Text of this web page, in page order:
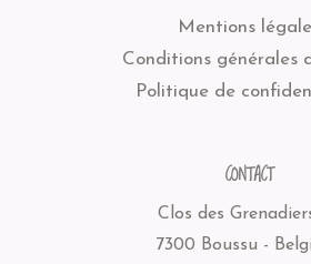
Mentions
Conditions générales
Politique de
CONTACT
Clos des
7300 Boussu -